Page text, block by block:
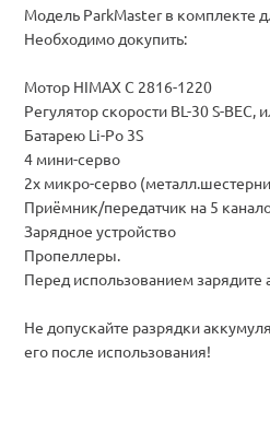
Модель ParkMaster в комплекте
Необходимо докупить:
Мотор HIMAX C 2816-1220
Регулятор скорости BL-30 S-
Батарею Li-Po 3S
4 мини-серво
2x микро-серво
Приёмник/передатчик на 5
Зарядное устройство
Пропеллеры.
Перед использованием зарядите
Не допускайте разрядки
его после использования!